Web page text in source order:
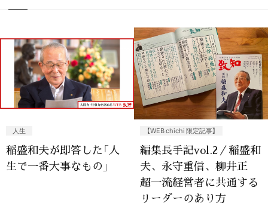
人生
稲盛和夫が即答した「人
生で一番大事なもの」
【WEB chichi 限定記事】
編集長手記vol.2／稲盛和
夫、永守重信、柳井正
超一流経営者に共通する
リーダーのあり方